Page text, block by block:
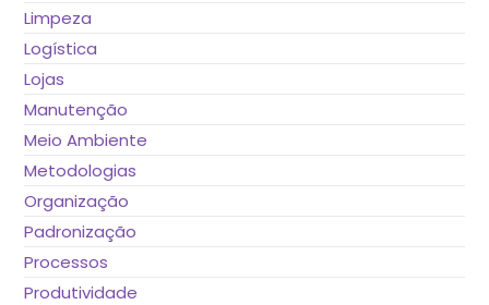
Limpeza
Logística
Lojas
Manutenção
Meio Ambiente
Metodologias
Organização
Padronização
Processos
Produtividade